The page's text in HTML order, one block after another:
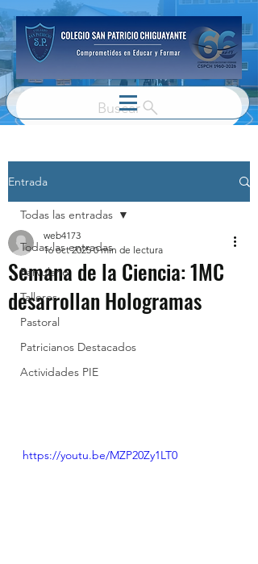
Buscar
Entrada
Todas las entradas
Parvulario
Talleres
Pastoral
Patricianos Destacados
Actividades PIE
Todas las entradas
Semana de la Ciencia: 1MC
desarrollan Hologramas
web4173
16 oct 2025 0 min de lectura
https://youtu.be/MZP20Zy1LT0